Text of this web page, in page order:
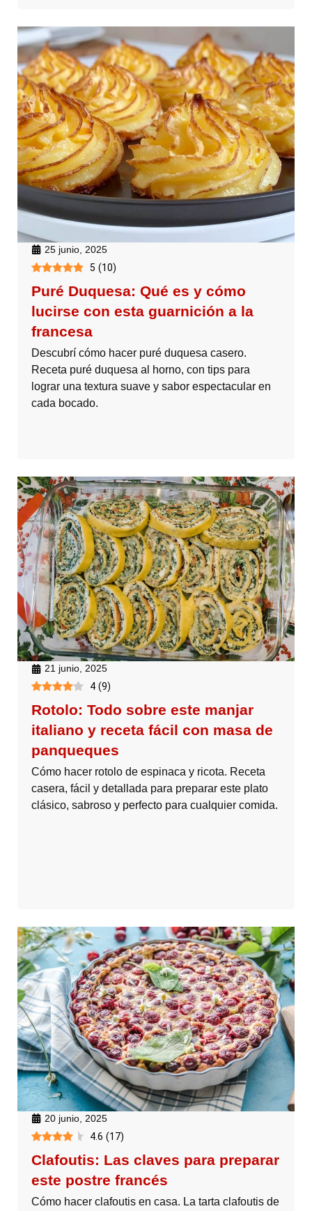
25 junio, 2025
5 (10)
Puré Duquesa: Qué es y cómo
lucirse con esta guarnición a la
francesa
Descubrí cómo hacer puré duquesa casero.
Receta puré duquesa al horno, con tips para
lograr una textura suave y sabor espectacular en
cada bocado.
21 junio, 2025
4 (9)
Rotolo: Todo sobre este manjar
italiano y receta fácil con masa de
panqueques
Cómo hacer rotolo de espinaca y ricota. Receta
casera, fácil y detallada para preparar este plato
clásico, sabroso y perfecto para cualquier comida.
20 junio, 2025
4.6 (17)
Clafoutis: Las claves para preparar
este postre francés
Cómo hacer clafoutis en casa. La tarta clafoutis de